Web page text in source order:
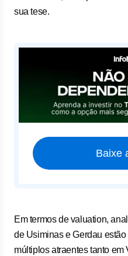
sua tese.
Baixe
Em termos de valuation,
de Usiminas e Gerdau
múltiplos atraentes tanto